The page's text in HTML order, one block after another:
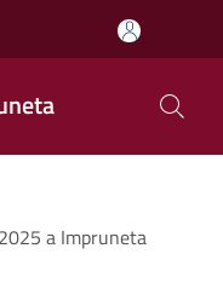
a Impruneta